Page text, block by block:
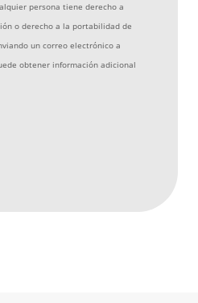
persona tiene derecho a
o derecho a la portabilidad de
un correo electrónico a
obtener información adicional